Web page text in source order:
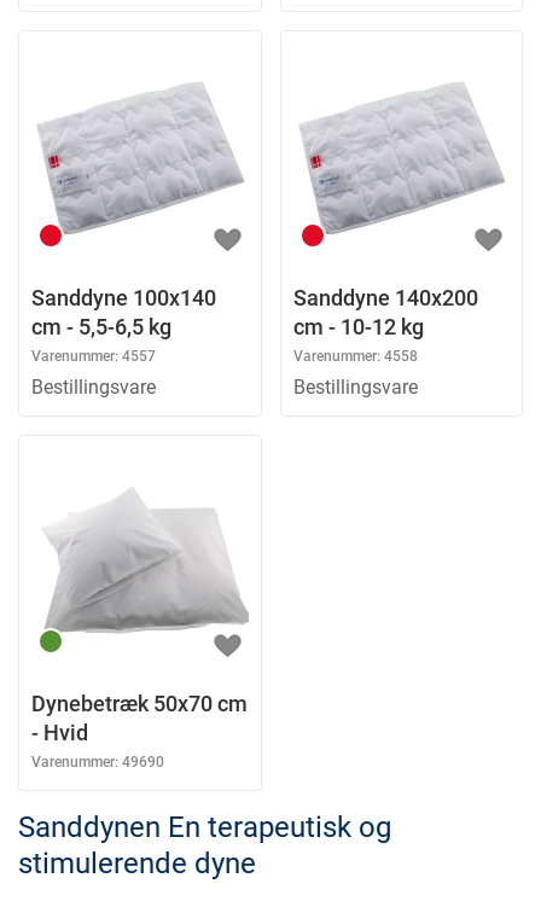
Sanddyne 100x140
cm - 5,5-6,5 kg
Varenummer: 4557
Bestillingsvare
Sanddyne 140x200
cm - 10-12 kg
Varenummer: 4558
Bestillingsvare
Dynebetræk 50x70 cm
- Hvid
Varenummer: 49690
Sanddynen En terapeutisk og
stimulerende dyne